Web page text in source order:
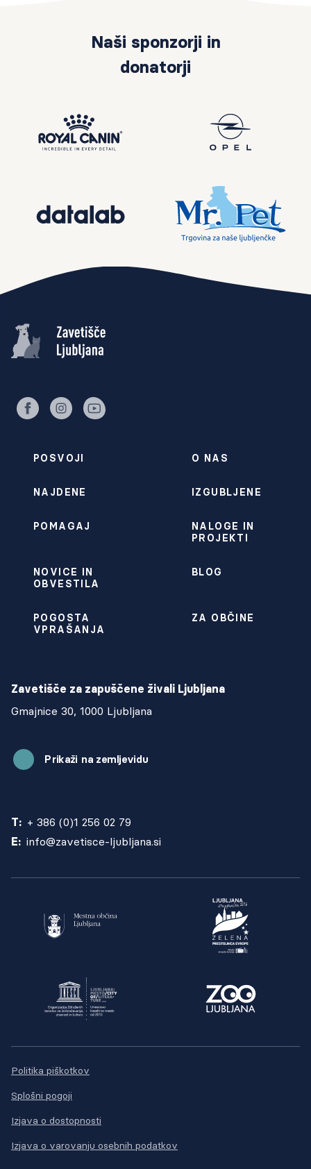
Naši sponzorji in
donatorji
POSVOJI O NAS
NAJDENE IZGUBLJENE
POMAGAJ
NALOGE IN
PROJEKTI
NOVICE IN
OBVESTILA
BLOG
POGOSTA
VPRAŠANJA
ZA OBČINE
Zavetišče za zapuščene živali Ljubljana
Gmajnice 30, 1000 Ljubljana
Prikaži na zemljevidu
T: + 386 (0)1 256 02 79
E: info@zavetisce-ljubljana.si
Politika piškotkov
Splošni pogoji
Izjava o dostopnosti
Izjava o varovanju osebnih podatkov